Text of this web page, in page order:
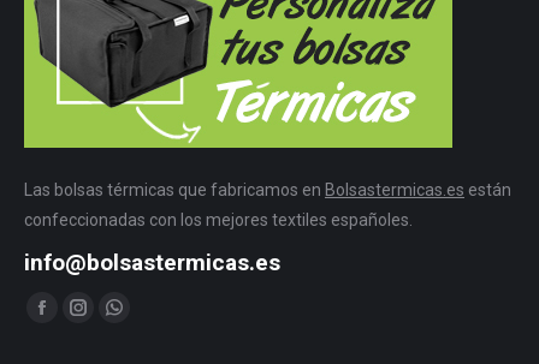
Las bolsas térmicas que fabricamos en Bolsastermicas.es están
confeccionadas con los mejores textiles españoles.
info@bolsastermicas.es
Encuéntranos en:
Facebook
InstagramWhatsapp